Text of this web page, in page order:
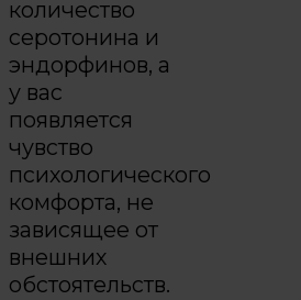
количество
серотонина и
эндорфинов, а
у вас
появляется
чувство
психологического
комфорта, не
зависящее от
внешних
обстоятельств.